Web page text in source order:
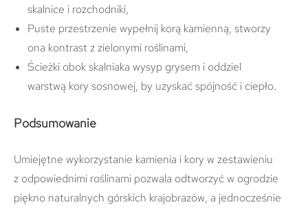
skalnice i rozchodniki,
Puste przestrzenie wypełnij korą kamienną, stworzy
ona kontrast z zielonymi roślinami,
Ścieżki obok skalniaka wysyp grysem i oddziel
warstwą kory sosnowej, by uzyskać spójność i ciepło.
Podsumowanie
Umiejętne wykorzystanie kamienia i kory w zestawieniu
z odpowiednimi roślinami pozwala odtworzyć w ogrodzie
piękno naturalnych górskich krajobrazów, a jednocześnie